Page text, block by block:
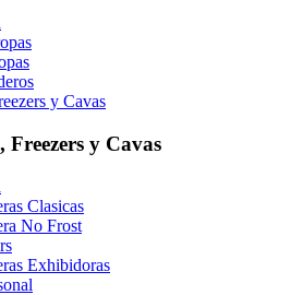
y Cavas
Freezers y Cavas
Clasicas
No Frost
Exhibidoras